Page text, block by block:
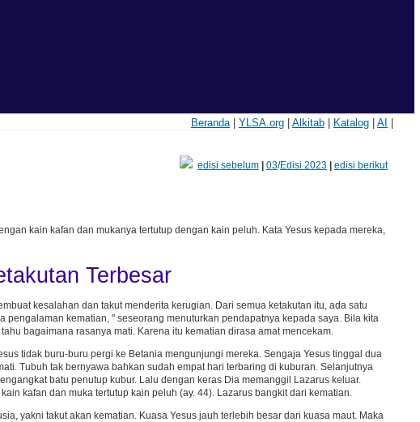
Beranda| YLSA.org| Alkitab| Katalog| AI
edisi sebelum| 03/Edisi 2023| edisi berikut
kain kafan dan mukanya tertutup dengan kain peluh. Kata Yesus kepada mereka,
Terbesar
kesalahan dan takut menderita kerugian. Dari semua ketakutan itu, ada satu
pengalaman kematian, " seseorang menuturkan pendapatnya kepada saya. Bila kita
bagaimana rasanya mati. Karena itu kematian dirasa amat mencekam.
tidak buru-buru pergi ke Betania mengunjungi mereka. Sengaja Yesus tinggal dua
Tubuh tak bernyawa bahkan sudah empat hari terbaring di kuburan. Selanjutnya
batu penutup kubur. Lalu dengan keras Dia memanggil Lazarus keluar.
kafan dan muka tertutup kain peluh (ay. 44). Lazarus bangkit dari kematian.
yakni takut akan kematian. Kuasa Yesus jauh terlebih besar dari kuasa maut. Maka